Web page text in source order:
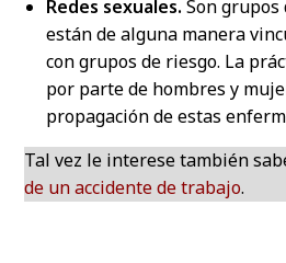
Redes sexuales. Son grupos
están de alguna manera
con grupos de riesgo. La
por parte de hombres y
propagación de estas
Tal vez le interese también
de un accidente de trabajo.